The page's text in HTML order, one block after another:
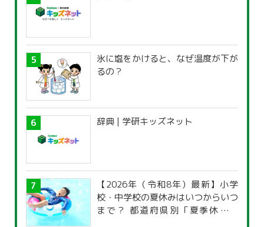
氷に塩をかけると、なぜ温度が下が
るの？
辞典 | 学研キッズネット
【2026年（令和8年）最新】小学
校・中学校の夏休みはいつからいつ
まで？ 都道府県別「夏季休暇一